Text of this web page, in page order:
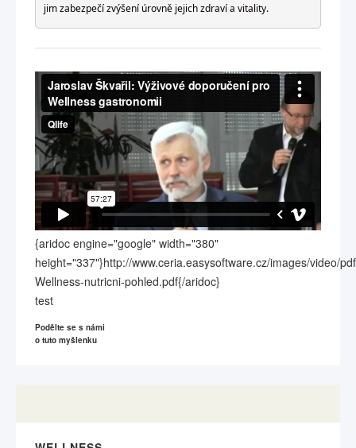
jim zabezpečí zvýšení úrovně jejich zdraví a vitality.
{aridoc engine="google" width="380"
height="337"}http://www.ceria.easysoftware.cz/images/video/
Wellness-nutricni-pohled.pdf{/aridoc}
test
Podělte se s námi
o tuto myšlenku